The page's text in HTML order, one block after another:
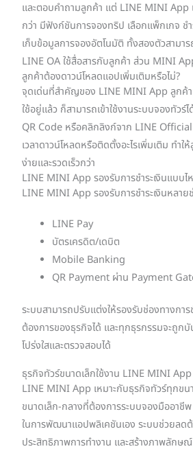
และตอบคำถามลูกค้า แต่ LINE MINI App
กว่า มีฟังก์ชันการจองทริป เลือกแพ็กเกจ ชำ
เก็บข้อมูลการจองอัตโนมัติ ทั้งสองตัวสามาร
LINE OA ใช้สื่อสารกับลูกค้า ส่วน MINI
ลูกค้าต้องดาวน์โหลดแอปเพิ่มเติมหรือไม่?
จุดเด่นที่สำคัญของ LINE MINI App ลูกค้
ใช้อยู่แล้ว ก็สามารถเข้าใช้งานระบบจองทัว
QR Code หรือคลิกลิงก์จาก LINE
เวลาดาวน์โหลดหรือติดตั้งอะไรเพิ่มเติม ทำใ
ง่ายและรวดเร็วกว่า
LINE MINI App รองรับการชำระเงินแบบไ
LINE MINI App รองรับการชำระเงินหลาย
LINE Pay
บัตรเครดิต/เดบิต
Mobile Banking
QR Payment ผ่าน Payment
ระบบสามารถปรับแต่งให้รองรับช่องทางการ
ต้องการของธุรกิจได้ และทุกธุรกรรมจะถูก
โปร่งใสและตรวจสอบได้
ธุรกิจทัวร์ขนาดเล็กใช้งาน LINE MINI App
LINE MINI App เหมาะกับธุรกิจทัวร์ทุกขน
ขนาดเล็ก-กลางที่ต้องการระบบจองมืออาชี
ในการพัฒนาแอปพลิเคชันเอง ระบบช่วยล
ประสิทธิภาพการทำงาน และสร้างภาพลักษ